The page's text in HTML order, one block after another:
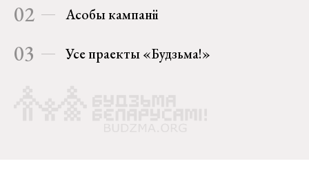
02 Асобы кампаніі
03 Усе праекты «Будзьма!»